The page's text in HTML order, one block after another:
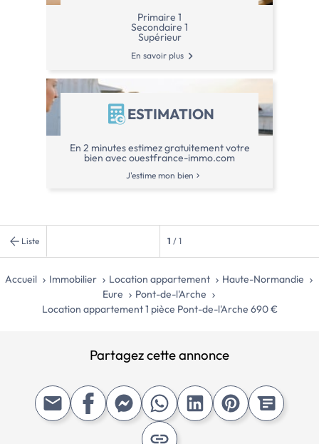
Primaire 1
Secondaire 1
Supérieur
En savoir plus
ESTIMATION
En 2 minutes estimez gratuitement votre
bien avec ouestfrance-immo.com
J'estime mon bien
Liste 1 / 1
Accueil Immobilier Location appartement
Haute-Normandie
Eure
Pont-de-l'Arche
Location appartement 1 pièce Pont-de-l'Arche 690 €
Partagez cette annonce